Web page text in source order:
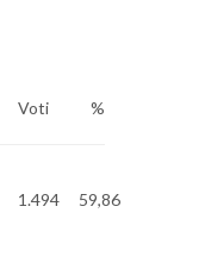
Voti %
1.494 59,86